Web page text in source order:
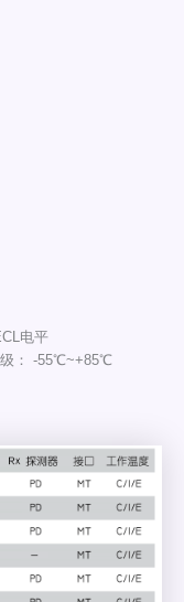
电平
： -55℃~+85℃